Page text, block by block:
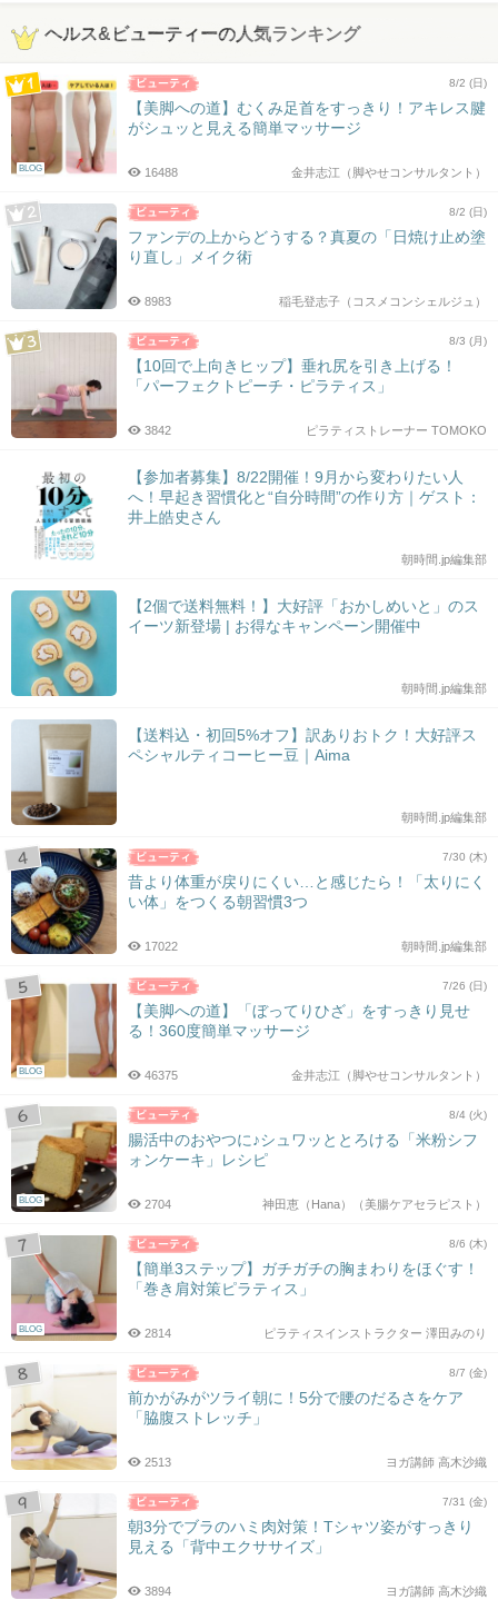
ヘルス&ビューティーの人気ランキング
BLOG
8/2 (日)
【美脚への道】むくみ足首をすっきり！アキレス腱
がシュッと見える簡単マッサージ
金井志江（脚やせコンサルタント）
16488
8/2 (日)
ファンデの上からどうする？真夏の「日焼け止め塗
り直し」メイク術
稲毛登志子（コスメコンシェルジュ）
8983
8/3 (月)
【10回で上向きヒップ】垂れ尻を引き上げる！
「パーフェクトピーチ・ピラティス」
ピラティストレーナー TOMOKO
3842
【参加者募集】8/22開催！9月から変わりたい人
へ！早起き習慣化と“自分時間”の作り方｜ゲスト：
井上皓史さん
朝時間.jp編集部
【2個で送料無料！】大好評「おかしめいと」のス
イーツ新登場 | お得なキャンペーン開催中
朝時間.jp編集部
【送料込・初回5%オフ】訳ありおトク！大好評ス
ペシャルティコーヒー豆｜Aima
朝時間.jp編集部
7/30 (木)
昔より体重が戻りにくい…と感じたら！「太りにく
い体」をつくる朝習慣3つ
朝時間.jp編集部
17022
BLOG
7/26 (日)
【美脚への道】「ぼってりひざ」をすっきり見せ
る！360度簡単マッサージ
金井志江（脚やせコンサルタント）
46375
BLOG
8/4 (火)
腸活中のおやつに♪シュワッととろける「米粉シフ
ォンケーキ」レシピ
神田恵（Hana）（美腸ケアセラピスト）
2704
BLOG
8/6 (木)
【簡単3ステップ】ガチガチの胸まわりをほぐす！
「巻き肩対策ピラティス」
ピラティスインストラクター 澤田みのり
2814
8/7 (金)
前かがみがツライ朝に！5分で腰のだるさをケア
「脇腹ストレッチ」
ヨガ講師 高木沙織
2513
7/31 (金)
朝3分でブラのハミ肉対策！Tシャツ姿がすっきり
見える「背中エクササイズ」
ヨガ講師 高木沙織
3894